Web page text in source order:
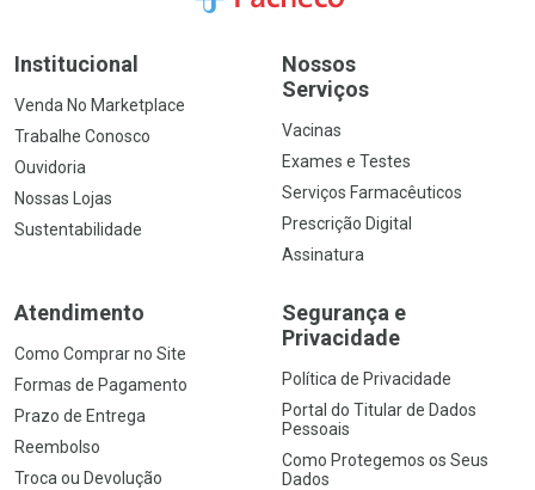
Institucional
Venda No Marketplace
Trabalhe Conosco
Ouvidoria
Nossas Lojas
Sustentabilidade
Nossos
Serviços
Vacinas
Exames e Testes
Serviços Farmacêuticos
Prescrição Digital
Assinatura
Atendimento
Como Comprar no Site
Formas de Pagamento
Prazo de Entrega
Reembolso
Troca ou Devolução
Segurança e
Privacidade
Política de Privacidade
Portal do Titular de Dados
Pessoais
Como Protegemos os Seus
Dados